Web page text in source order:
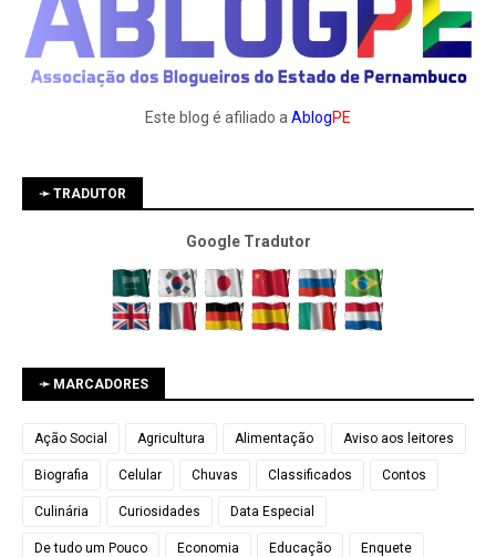
Este blog é afiliado a AblogPE
➛ TRADUTOR
Google Tradutor
➛ MARCADORES
Ação Social Agricultura Alimentação Aviso aos leitores
Biografia Celular Chuvas Classificados Contos
Culinária Curiosidades Data Especial
De tudo um Pouco Economia Educação Enquete